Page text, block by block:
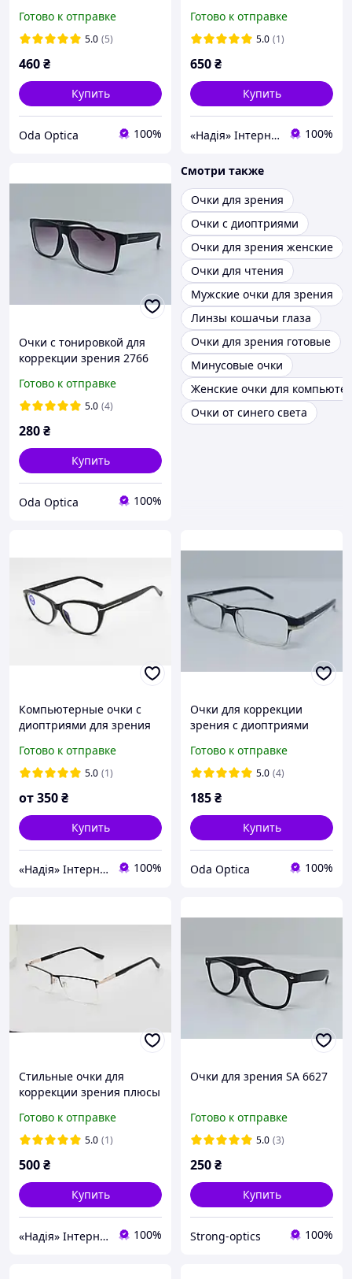
Готово к отправке
5.0 (5)
460₴
Купить
Oda Optica 100%
Готово к отправке
5.0 (1)
650₴
Купить
«Надія» Інтернет-Магазин 100%
Очки с тонировкой для
коррекции зрения 2766
Готово к отправке
5.0 (4)
280₴
Купить
Oda Optica 100%
Смотри также
Очки для зрения
Очки с диоптриями
Очки для зрения женские
Очки для чтения
Мужские очки для зрения
Линзы кошачьи глаза
Очки для зрения готовые
Минусовые очки
Женские очки для
Очки от синего света
Компьютерные очки с
диоптриями для зрения
минусы
Готово к отправке
5.0 (1)
от350₴
Купить
«Надія» Інтернет-Магазин 100%
Очки для коррекции
зрения с диоптриями
Готово к отправке
5.0 (4)
185₴
Купить
Oda Optica 100%
Стильные очки для
коррекции зрения плюсы
Готово к отправке
5.0 (1)
500₴
Купить
«Надія» Інтернет-Магазин 100%
Очки для зрения SA 6627
Готово к отправке
5.0 (3)
250₴
Купить
Strong-optics 100%